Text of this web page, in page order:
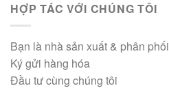
HỢP TÁC VỚI CHÚNG TÔI
Bạn là nhà sản xuất & phân phối
Ký gửi hàng hóa
Đầu tư cùng chúng tôi